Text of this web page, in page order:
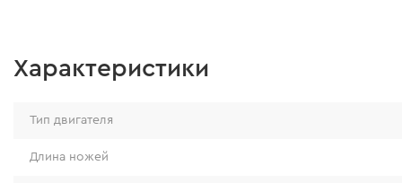
Характеристики
Тип двигателя
Длина ножей